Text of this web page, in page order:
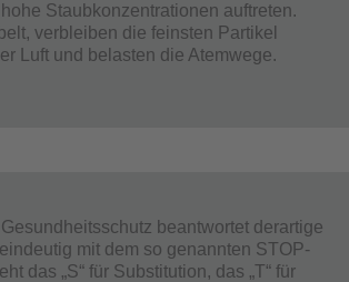
Staubkonzentrationen auftreten.
verbleiben die feinsten Partikel
Luft und belasten die Atemwege.
beantwortet derartige
mit dem so genannten STOP-
das „S“ für Substitution, das „T“ für